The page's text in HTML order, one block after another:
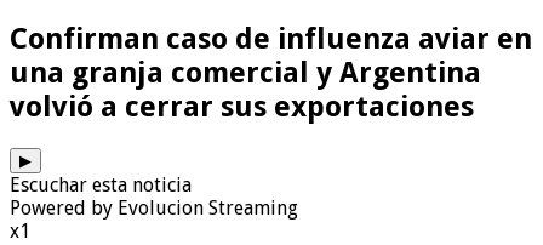
Confirman caso de influenza aviar en
una granja comercial y Argentina
volvió a cerrar sus exportaciones
▶
Escuchar esta noticia
Powered by Evolucion Streaming
x1